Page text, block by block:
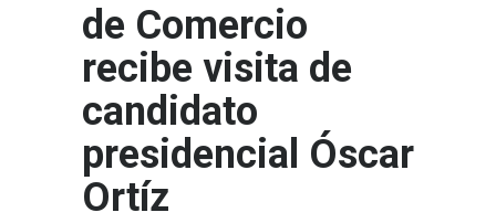
de Comercio
recibe visita de
candidato
presidencial Óscar
Ortíz